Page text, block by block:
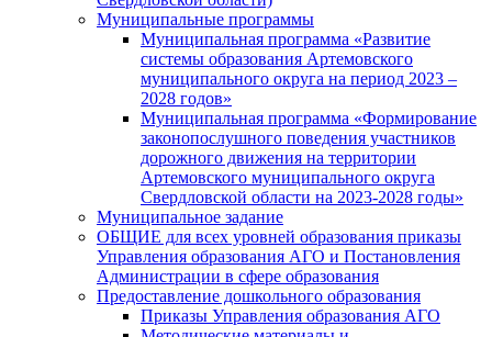
Муниципальные программы
Муниципальная программа «Развитие
системы образования Артемовского
муниципального округа на период 2023 –
2028 годов»
Муниципальная программа «Формирование
законопослушного поведения участников
дорожного движения на территории
Артемовского муниципального округа
Свердловской области на 2023-2028 годы»
Муниципальное задание
ОБЩИЕ для всех уровней образования приказы
Управления образования АГО и Постановления
Администрации в сфере образования
Предоставление дошкольного образования
Приказы Управления образования АГО